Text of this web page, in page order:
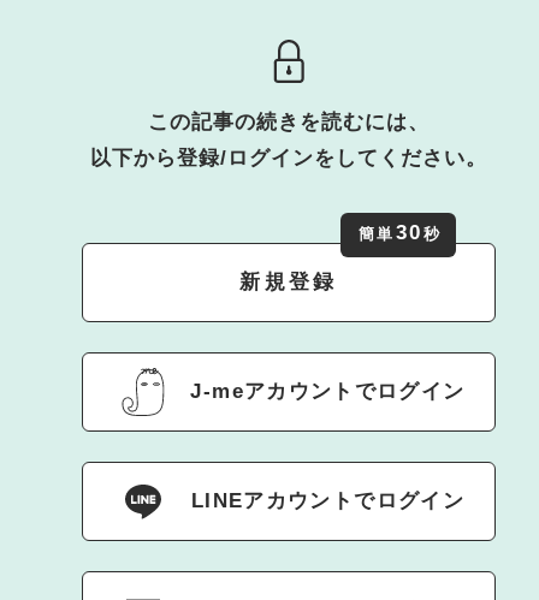
この記事の続きを読むには、
以下から登録/ログインをしてください。
新規登録
簡単 30 秒
J-meアカウントでログイン
LINEアカウントでログイン